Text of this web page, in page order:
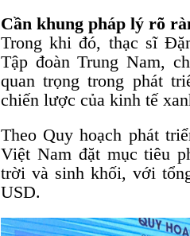
Cần khung pháp lý rõ
Trong khi đó, thạc sĩ
Tập đoàn Trung Nam,
quan trọng trong phát
chiến lược của kinh tế
Theo Quy hoạch phát
Việt Nam đặt mục tiêu
trời và sinh khối, với
USD.